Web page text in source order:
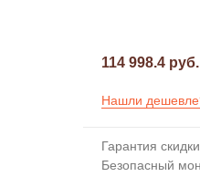
114 998.4 руб.
Нашли
Гарантия
Безопасный